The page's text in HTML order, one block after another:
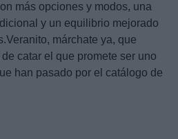
más opciones y modos, una
y un equilibrio mejorado
márchate ya, que
catar el que promete ser uno
han pasado por el catálogo de